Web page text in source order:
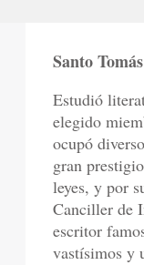
Santo
Estudió
elegido
ocupó
gran
leyes, y por
Canciller de
escritor
vastísimos y